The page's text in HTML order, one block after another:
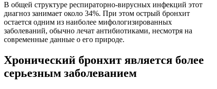
В общей структуре респираторно-вирусных инфекций этот
диагноз занимает около 34%. При этом острый бронхит
остается одним из наиболее мифологизированных
заболеваний, обычно лечат антибиотиками, несмотря на
современные данные о его природе.
Хронический бронхит является более
серьезным заболеванием